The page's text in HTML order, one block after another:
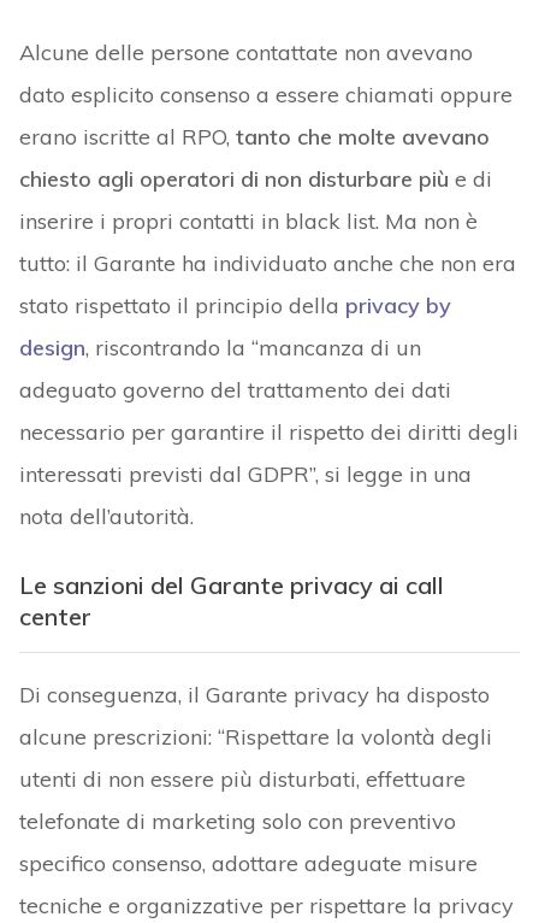
Alcune delle persone contattate non avevano
dato esplicito consenso a essere chiamati oppure
erano iscritte al RPO, tanto che molte avevano
chiesto agli operatori di non disturbare più e di
inserire i propri contatti in black list. Ma non è
tutto: il Garante ha individuato anche che non era
stato rispettato il principio della privacy by
design, riscontrando la “mancanza di un
adeguato governo del trattamento dei dati
necessario per garantire il rispetto dei diritti degli
interessati previsti dal GDPR”, si legge in una
nota dell’autorità.
Le sanzioni del Garante privacy ai call
center
Di conseguenza, il Garante privacy ha disposto
alcune prescrizioni: “Rispettare la volontà degli
utenti di non essere più disturbati, effettuare
telefonate di marketing solo con preventivo
specifico consenso, adottare adeguate misure
tecniche e organizzative per rispettare la privacy